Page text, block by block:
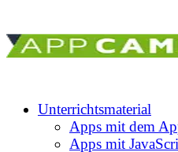
Unterrichtsmaterial
Apps mit dem
Apps mit